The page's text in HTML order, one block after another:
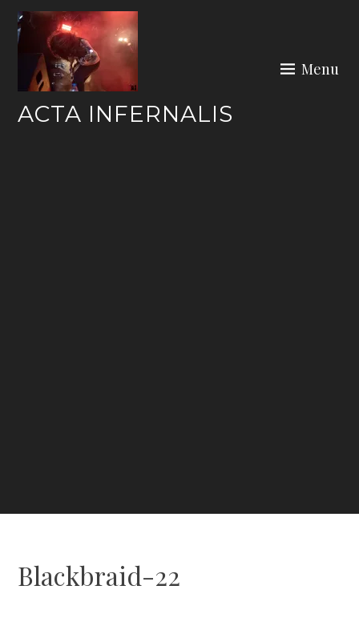
Skip
content
ACTA INFERNALIS
Menu
Blackbraid-22